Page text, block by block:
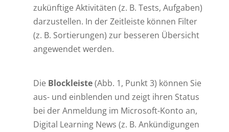
zukünftige Aktivitäten (z. B. Tests, Aufgaben)
darzustellen. In der Zeitleiste können Filter
(z. B. Sortierungen) zur besseren Übersicht
angewendet werden.
Die Blockleiste(Abb. 1, Punkt 3) können Sie
aus- und einblenden und zeigt ihren Status
bei der Anmeldung im Microsoft-Konto an,
Digital Learning News (z. B. Ankündigungen